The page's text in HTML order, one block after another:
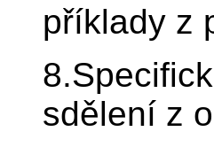
příklady z
sdělení z